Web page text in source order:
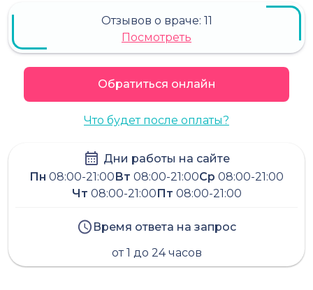
Отзывов о враче: 11
Посмотреть
Обратиться онлайн
Что будет после оплаты?
Дни работы на сайте
Пн 08:00-21:00 Вт 08:00-21:00Ср 08:00-21:00
Чт 08:00-21:00 Пт 08:00-21:00
Время ответа на запрос
от 1 до 24 часов